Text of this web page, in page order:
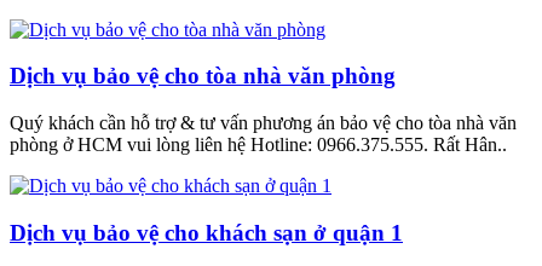
Dịch vụ bảo vệ cho tòa nhà văn phòng
Quý khách cần hỗ trợ & tư vấn phương án bảo vệ cho tòa nhà văn
phòng ở HCM vui lòng liên hệ Hotline: 0966.375.555. Rất Hân..
Dịch vụ bảo vệ cho khách sạn ở quận 1